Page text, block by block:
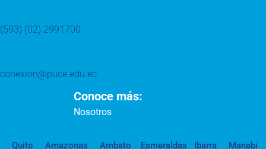
(593) (02) 2991700
conexion@puce.edu.ec
Conoce más:
Nosotros
Quito Amazonas Ambato Esmeraldas Ibarra
Manabí